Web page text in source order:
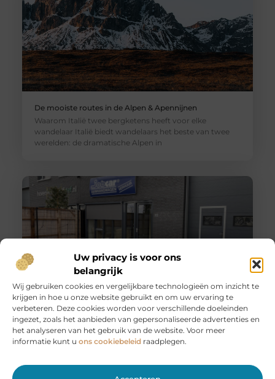
Uw privacy is voor ons
belangrijk
Wij gebruiken cookies en vergelijkbare technologieën om inzicht te
krijgen in hoe u onze website gebruikt en om uw ervaring te
verbeteren. Deze cookies worden voor verschillende doeleinden
ingezet, zoals het aanbieden van gepersonaliseerde advertenties en
het analyseren van het gebruik van de website. Voor meer
informatie kunt u ons cookiebeleid raadplegen.
De mooiste routes in de Alpen & Apennijnen
Waarom Italië twee bergketens heeft voor elke
wandelaar Italië biedt wandelaars het beste van twee
werelden: de dramatische Alpen in
Huur een aanhanger of autoambulance bij JobCar –
Voor elk vervoer de juiste oplossing
Bij JobCar in Etten-Leur bent u aan het juiste adres voor
het huren van aanhangers en autoambulances. Of u nu